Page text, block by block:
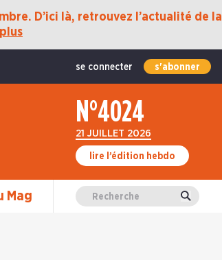
D’ici là, retrouvez l’actualité de la
se connecter s'abonner
N°4024
21 JUILLET 2026
lire l’édition hebdo
Mag Valider